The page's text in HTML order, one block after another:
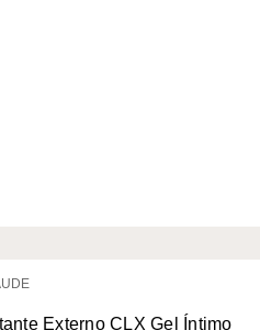
Externo CLX Gel Íntimo